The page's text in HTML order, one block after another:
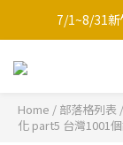
中秋
7/1~8/31新
中秋
Home / 部落格列表 /
化 part5 台灣1001